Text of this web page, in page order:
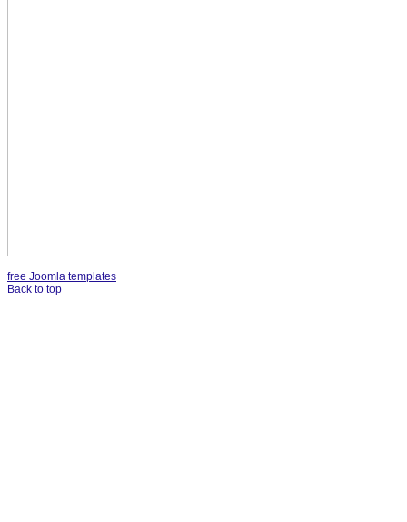
free Joomla templates
Back to top